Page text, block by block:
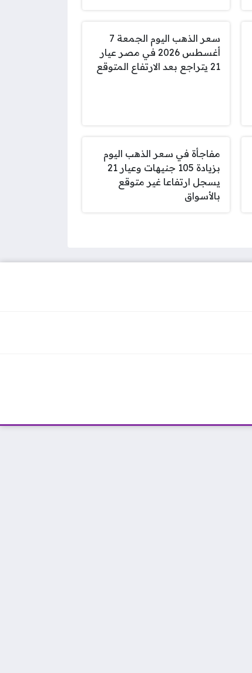
سعر الذهب اليوم الجمعة 7
أغسطس 2026 في مصر عيار
21 يتراجع بعد الارتفاع المتوقع
مفاجأة في سعر الذهب اليوم
بزيادة 105 جنيهات وعيار 21
يسجل ارتفاعا غير متوقع
بالأسواق